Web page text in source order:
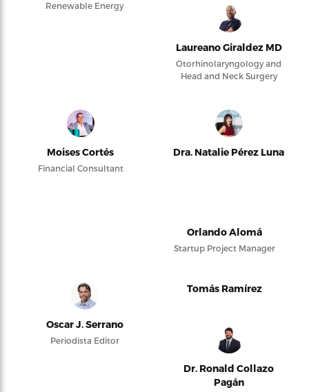
Renewable Energy
Laureano Giraldez MD
Otorhinolaryngology and
Head and Neck Surgery
Moises Cortés
Financial Consultant
Dra. Natalie Pérez Luna
Orlando Alomá
Startup Project Manager
Oscar J. Serrano
Periodista Editor
Tomás Ramírez
Dr. Ronald Collazo
Pagán